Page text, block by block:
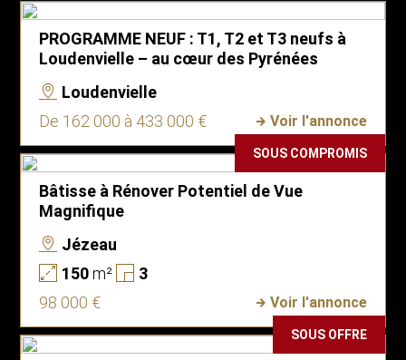
PROGRAMME NEUF : T1, T2 et T3 neufs à
Loudenvielle – au cœur des Pyrénées
Loudenvielle
De 162 000 à 433 000 €
Voir l'annonce
SOUS COMPROMIS
Bâtisse à Rénover Potentiel de Vue
Magnifique
Jézeau
150m²
3
98 000 €
Voir l'annonce
SOUS OFFRE